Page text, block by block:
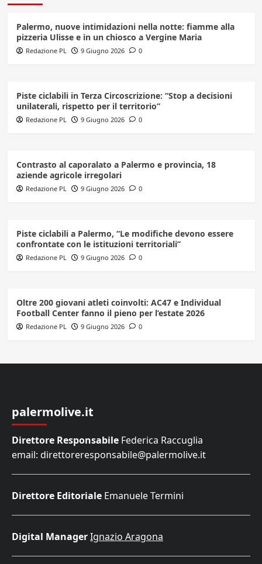
Palermo, nuove intimidazioni nella notte: fiamme alla
pizzeria Ulisse e in un chiosco a Vergine Maria
Redazione PL 9 Giugno 2026 0
Piste ciclabili in Terza Circoscrizione: “Stop a decisioni
unilaterali, rispetto per il territorio”
Redazione PL 9 Giugno 2026 0
Contrasto al caporalato a Palermo e provincia, 18
aziende agricole irregolari
Redazione PL 9 Giugno 2026 0
Piste ciclabili a Palermo, “Le modifiche devono essere
confrontate con le istituzioni territoriali”
Redazione PL 9 Giugno 2026 0
Oltre 200 giovani atleti coinvolti: AC47 e Individual
Football Center fanno il pieno per l’estate 2026
Redazione PL 9 Giugno 2026 0
palermolive.it
Direttore Responsabile Federica Raccuglia
email: direttoreresponsabile@palermolive.it
Direttore Editoriale Emanuele Termini
Digital ManagerIgnazio Aragona